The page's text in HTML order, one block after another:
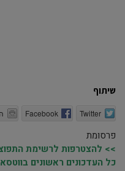
שיתוף
Twitter
Facebook
פרסומת
>> להצטרפות לרשימת
כל העדכונים ראשונים